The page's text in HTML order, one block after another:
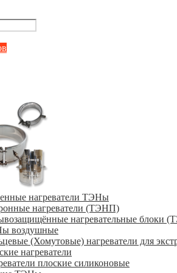
нагреватели ТЭНы
нагреватели (ТЭНП)
нагревательные блоки
воздушные
(Хомутовые) нагреватели для
нагреватели
плоские силиконовые